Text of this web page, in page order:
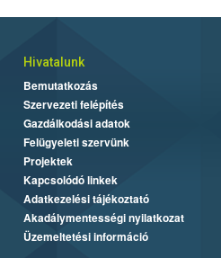
Hivatalunk
Bemutatkozás
Szervezeti felépítés
Gazdálkodási adatok
Felügyeleti szervünk
Projektek
Kapcsolódó linkek
Adatkezelési tájékoztató
Akadálymentességi nyilatkozat
Üzemeltetési információ